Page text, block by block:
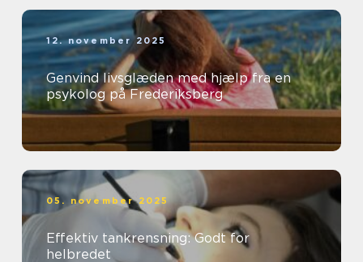
12. november 2025
Genvind livsglæden med hjælp fra en
psykolog på Frederiksberg
05. november 2025
Effektiv tankrensning: Godt for
helbredet